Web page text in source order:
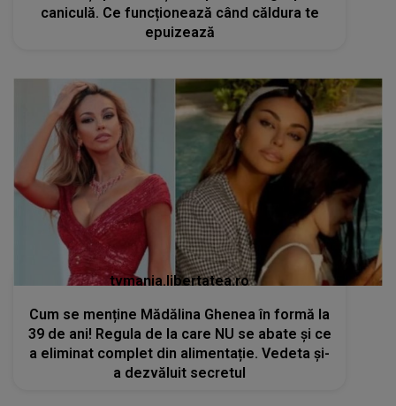
caniculă. Ce funcționează când căldura te
epuizează
tvmania.libertatea.ro
Cum se menține Mădălina Ghenea în formă la
39 de ani! Regula de la care NU se abate și ce
a eliminat complet din alimentație. Vedeta și-
a dezvăluit secretul